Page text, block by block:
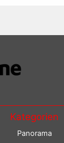
Kategorien
Panorama